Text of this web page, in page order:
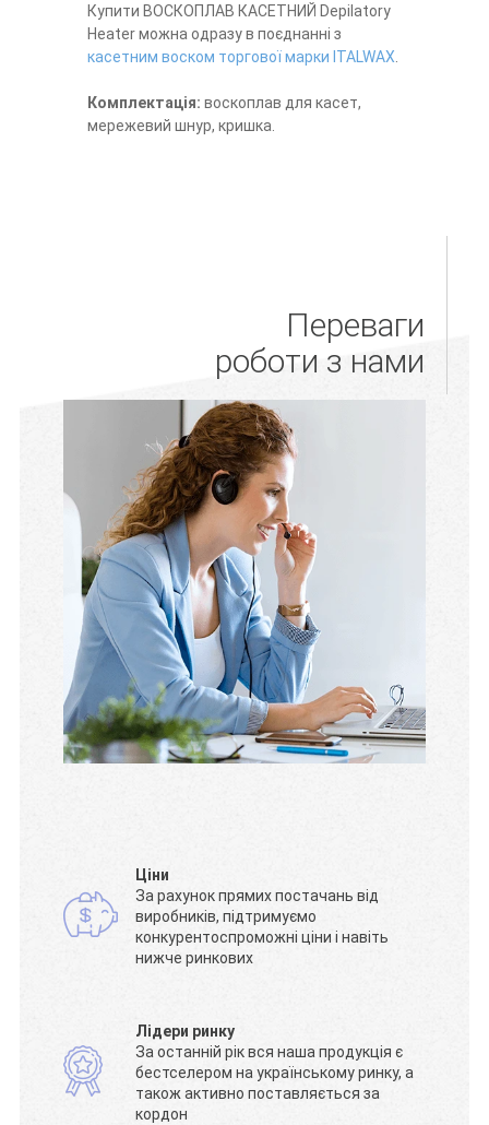
Купити ВОСКОПЛАВ КАСЕТНИЙ Depilatory
Heater можна одразу в поєднанні з
касетним воском торгової марки ITALWAX.
Комплектація: воскоплав для касет,
мережевий шнур, кришка.
Переваги
роботи з нами
Ціни
За рахунок прямих постачань від
виробників, підтримуємо
конкурентоспроможні ціни і навіть
нижче ринкових
Лідери ринку
За останній рік вся наша продукція є
бестселером на українському ринку, а
також активно поставляється за
кордон